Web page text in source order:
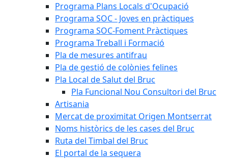
Programa Plans Locals d'Ocupació
Programa SOC - Joves en pràctiques
Programa SOC-Foment Pràctiques
Programa Treball i Formació
Pla de mesures antifrau
Pla de gestió de colònies felines
Pla Local de Salut del Bruc
Pla Funcional Nou Consultori del Bruc
Artisania
Mercat de proximitat Origen Montserrat
Noms històrics de les cases del Bruc
Ruta del Timbal del Bruc
El portal de la sequera